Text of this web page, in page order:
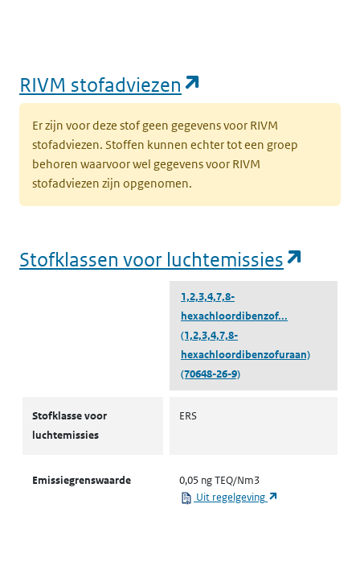
RIVM stofadviezen
Er zijn voor deze stof geen gegevens voor RIVM
stofadviezen. Stoffen kunnen echter tot een groep
behoren waarvoor wel gegevens voor RIVM
stofadviezen zijn opgenomen.
Stofklassen voor luchtemissies
1,2,3,4,7,8-
hexachloordibenzof...
(1,2,3,4,7,8-
hexachloordibenzofuraan)
(70648-26-9)
Stofklasse voor
luchtemissies
ERS
Emissiegrenswaarde
0,05 ng TEQ/Nm3
Uit regelgeving